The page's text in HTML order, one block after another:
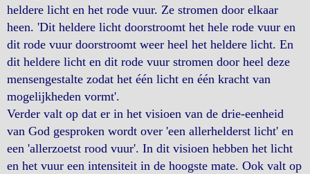
heldere licht en het rode vuur. Ze stromen door elkaar
heen. 'Dit heldere licht doorstroomt het hele rode vuur en
dit rode vuur doorstroomt weer heel het heldere licht. En
dit heldere licht en dit rode vuur stromen door heel deze
mensengestalte zodat het één licht en één kracht van
mogelijkheden vormt'.
Verder valt op dat er in het visioen van de drie-eenheid
van God gesproken wordt over 'een allerhelderst licht' en
een 'allerzoetst rood vuur'. In dit visioen hebben het licht
en het vuur een intensiteit in de hoogste mate. Ook valt op